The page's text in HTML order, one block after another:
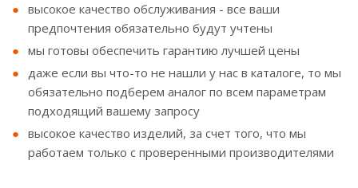
высокое качество обслуживания - все ваши
предпочтения обязательно будут учтены
мы готовы обеспечить гарантию лучшей цены
даже если вы что-то не нашли у нас в каталоге, то мы
обязательно подберем аналог по всем параметрам
подходящий вашему запросу
высокое качество изделий, за счет того, что мы
работаем только с проверенными производителями